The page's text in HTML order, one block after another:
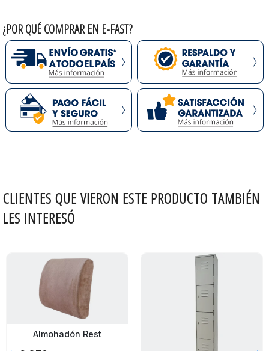
Garantía: 1 Año
Garantia: 1 año
Marca Xtech
¿POR QUÉ COMPRAR EN E-FAST?
CLIENTES QUE VIERON ESTE PRODUCTO TAMBIÉN
LES INTERESÓ
Almohadón Rest